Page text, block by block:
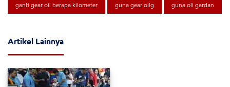
ganti gear oil berapa kilometer guna gear oilg guna oli gardan
Artikel Lainnya